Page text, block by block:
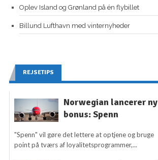
Oplev Island og Grønland på én flybillet
Billund Lufthavn med vinternyheder
REJSETIPS
Norwegian lancerer ny
bonus: Spenn
"Spenn" vil gøre det lettere at optjene og bruge
point på tværs af loyalitetsprogrammer,...